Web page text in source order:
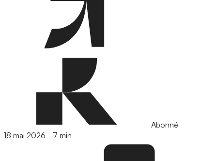
Abonné
18 mai 2026 - 7 min